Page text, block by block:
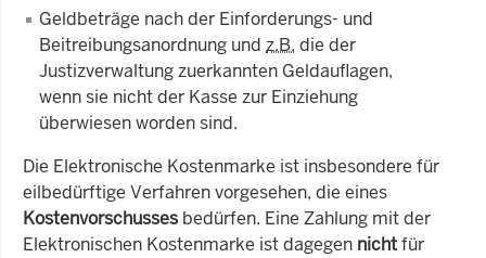
Geldbeträge nach der Einforderungs- und
Beitreibungsanordnung und z.B. die der
Justizverwaltung zuerkannten Geldauflagen,
wenn sie nicht der Kasse zur Einziehung
überwiesen worden sind.
Die Elektronische Kostenmarke ist insbesondere für
eilbedürftige Verfahren vorgesehen, die eines
Kostenvorschusses bedürfen. Eine Zahlung mit der
Elektronischen Kostenmarke ist dagegen nichtfür